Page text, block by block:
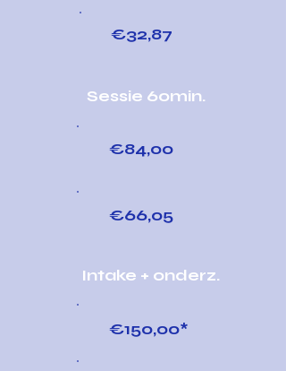
€32,87
Sessie 60min.
€84,00
€66,05
Intake + onderz.
€150,00*